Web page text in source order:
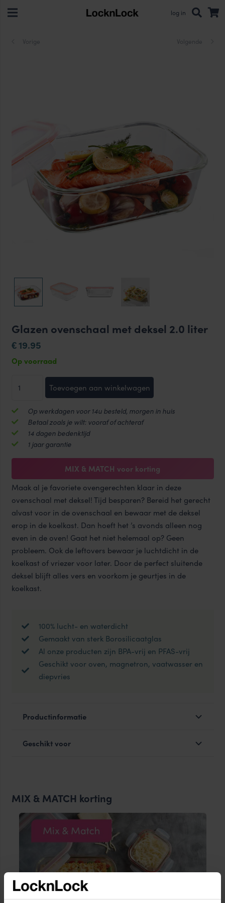
log in
Vorige Volgende
Glazen ovenschaal met deksel 2.0 liter
€19.95
Op voorraad
ovenschaal
met
deksel
2.0
liter
aantal
Toevoegen aan winkelwagen
Op werkdagen voor 14u besteld, morgen in huis
Betaal zoals je wilt: vooraf of achteraf
14 dagen bedenktijd
1 jaar garantie
MIX & MATCH voor korting
Maak al je favoriete ovengerechten klaar in deze
ovenschaal met deksel! Tijd besparen? Bereid het gerecht
alvast voor in de ovenschaal en bewaar met de deksel
erop in de koelkast. Dan hoeft het ’s avonds alleen nog
even in de oven! Gaat het niet helemaal op? Geen
probleem. Ook de leftovers bewaar je luchtdicht in de
koelkast of vriezer voor later. Door de perfect sluitende
deksel blijft alles vers en voorkom je geurtjes in de
koelkast.
100% lucht- en waterdicht
Gemaakt van sterk Borosilicaatglas
Al onze producten zijn BPA-vrij en PFAS-vrij
Geschikt voor oven, magnetron, vaatwasser en
diepvries
Productinformatie
Geschikt voor
MIX & MATCH korting